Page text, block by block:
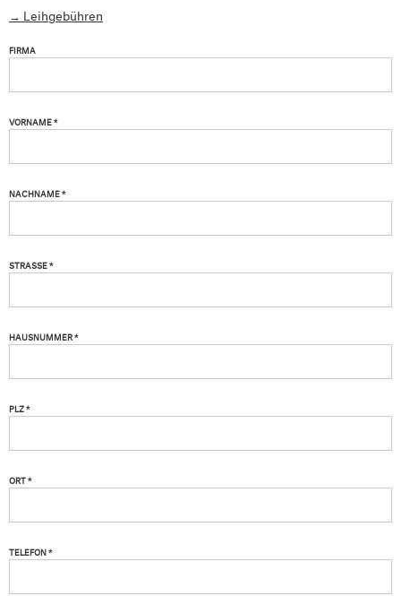
→ Leihgebühren
FIRMA
VORNAME *
NACHNAME *
STRASSE *
HAUSNUMMER *
PLZ *
ORT *
TELEFON *